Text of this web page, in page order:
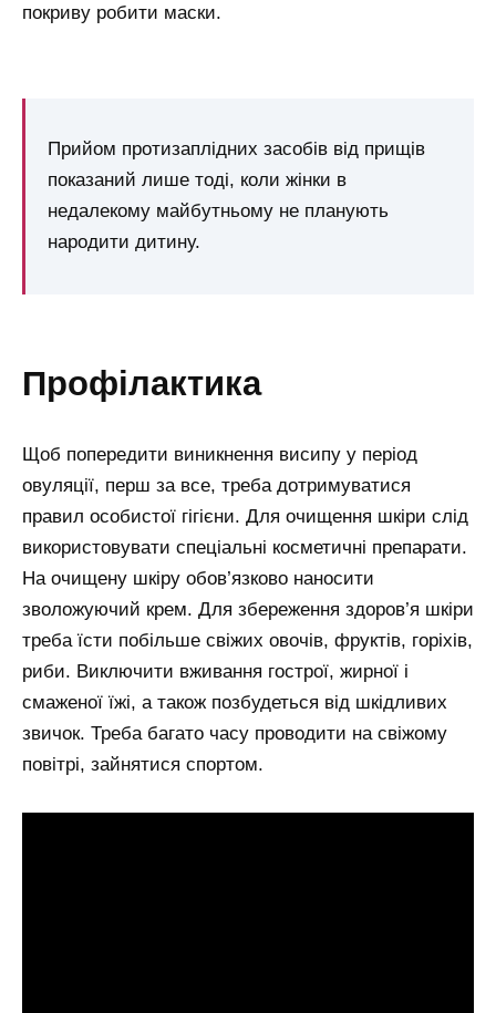
покриву робити маски.
Прийом протизаплідних засобів від прищів
показаний лише тоді, коли жінки в
недалекому майбутньому не планують
народити дитину.
профілактика
Щоб попередити виникнення висипу у період
овуляції, перш за все, треба дотримуватися
правил особистої гігієни. Для очищення шкіри слід
використовувати спеціальні косметичні препарати.
На очищену шкіру обов’язково наносити
зволожуючий крем. Для збереження здоров’я шкіри
треба їсти побільше свіжих овочів, фруктів, горіхів,
риби. Виключити вживання гострої, жирної і
смаженої їжі, а також позбудеться від шкідливих
звичок. Треба багато часу проводити на свіжому
повітрі, зайнятися спортом.